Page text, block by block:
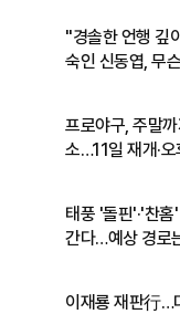
"경솔한 언행 깊
숙인 신동엽, 무
프로야구, 주말
소…11일 재개·오
태풍 '돌핀'·'찬홈
간다…예상 경로
이재룡 재판行…